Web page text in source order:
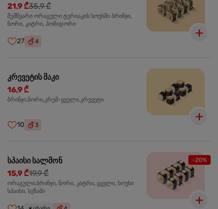
21,9 ₾35,9 ₾
შემწვარი ორაგული ტერიაკის სოუსში ბრინჯი,
ნორი, კიტრი, პომიდორი
27 4
კრევეტის მაკი
16,9 ₾
ბრინჯი,ნორი,კრემ-ყველი,კრევეტი
10 3
-20%
სპაისი სალმონ
15,9 ₾19,9 ₾
ორაგული,ბრინჯი, ნორი, კიტრი, ყველი, სოუსი
სპაისი, სეზამი